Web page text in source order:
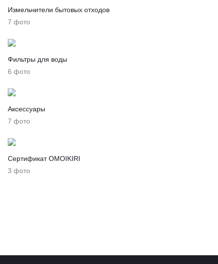
7 фото
Измельчители бытовых отходов
6 фото
Фильтры для воды
7 фото
Аксессуары
3 фото
Сертификат OMOIKIRI